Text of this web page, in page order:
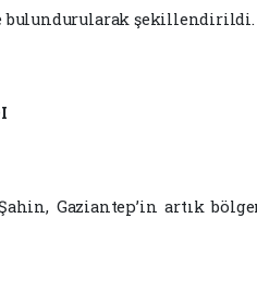
bulundurularak şekillendirildi.
Gaziantep’in artık